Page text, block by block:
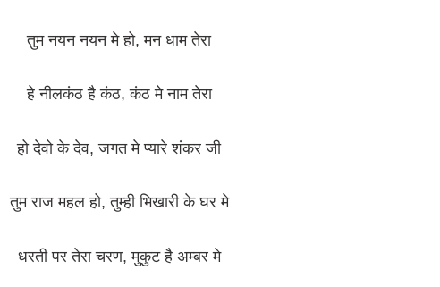
तुम नयन नयन मे हो, मन धाम तेरा
हे नीलकंठ है कंठ, कंठ मे नाम तेरा
हो देवो के देव, जगत मे प्यारे शंकर जी
तुम राज महल हो, तुम्ही भिखारी के घर मे
धरती पर तेरा चरण, मुकुट है अम्बर मे